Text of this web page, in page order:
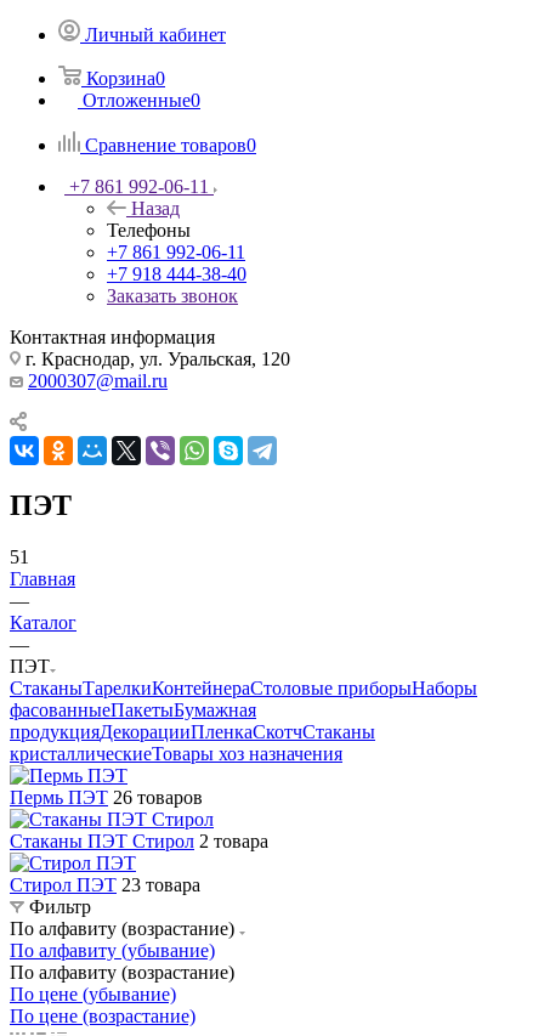
Личный кабинет
Корзина0
Отложенные0
Сравнение товаров0
+7 861 992-06-11
Назад
Телефоны
+7 861 992-06-11
+7 918 444-38-40
Заказать звонок
Контактная информация
г. Краснодар, ул. Уральская, 120
2000307@mail.ru
ПЭТ
51
Главная
—
Каталог
—
ПЭТ
СтаканыТарелкиКонтейнераСтоловые приборыНаборы
фасованныеПакетыБумажная
продукцияДекорацииПленкаСкотчСтаканы
кристаллическиеТовары хоз назначения
Пермь ПЭТ 26 товаров
Стаканы ПЭТ Стирол 2 товара
Стирол ПЭТ 23 товара
Фильтр
По алфавиту (возрастание)
По алфавиту (убывание)
По алфавиту (возрастание)
По цене (убывание)
По цене (возрастание)